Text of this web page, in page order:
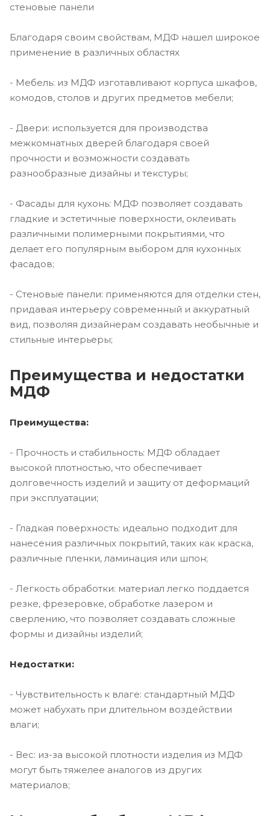
стеновые панели
Благодаря своим свойствам, МДФ нашел широкое
применение в различных областях
- Мебель: из МДФ изготавливают корпуса шкафов,
комодов, столов и других предметов мебели;
- Двери: используется для производства
межкомнатных дверей благодаря своей
прочности и возможности создавать
разнообразные дизайны и текстуры;
- Фасады для кухонь: МДФ позволяет создавать
гладкие и эстетичные поверхности, оклеивать
различными полимерными покрытиями, что
делает его популярным выбором для кухонных
фасадов;
- Стеновые панели: применяются для отделки стен,
придавая интерьеру современный и аккуратный
вид, позволяя дизайнерам создавать необычные и
стильные интерьеры;
Преимущества и недостатки
МДФ
Преимущества:
- Прочность и стабильность: МДФ обладает
высокой плотностью, что обеспечивает
долговечность изделий и защиту от деформаций
при эксплуатации;
- Гладкая поверхность: идеально подходит для
нанесения различных покрытий, таких как краска,
различные пленки, ламинация или шпон;
- Легкость обработки: материал легко поддается
резке, фрезеровке, обработке лазером и
сверлению, что позволяет создавать сложные
формы и дизайны изделий;
Недостатки:
- Чувствительность к влаге: стандартный МДФ
может набухать при длительном воздействии
влаги;
- Вес: из-за высокой плотности изделия из МДФ
могут быть тяжелее аналогов из других
материалов;